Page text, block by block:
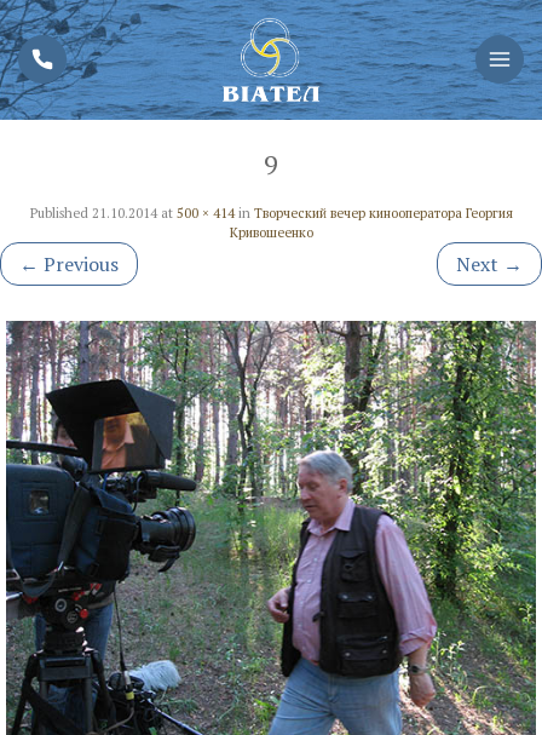
9
Published 21.10.2014at 500 × 414in Творческий вечер кинооператора Георгия
Кривошеенко
← Previous Next →